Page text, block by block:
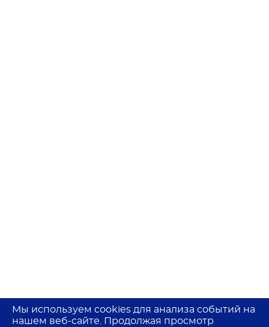
Мы используем cookies для анализа событий на
нашем веб-сайте. Продолжая просмотр